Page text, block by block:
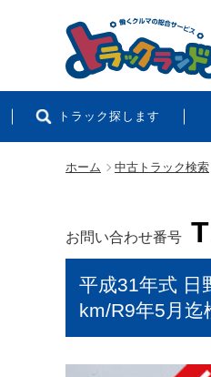
トラック探します
ホーム 中古トラック検索
お問い合わせ番号
平成31年式 日
km/R9年5月